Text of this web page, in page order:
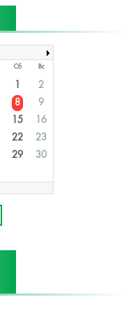
Сб Вс
1
2
8
9
15
16
22
23
29
30